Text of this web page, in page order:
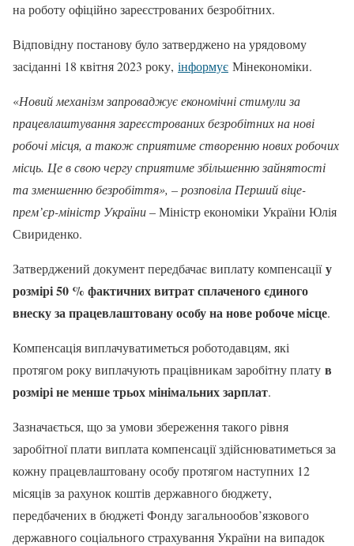
на роботу офіційно зареєстрованих безробітних.
Відповідну постанову було затверджено на урядовому
засіданні 18 квітня 2023 року, інформує Мінекономіки.
«Новий механізм запроваджує економічні стимули за
працевлаштування зареєстрованих безробітних на нові
робочі місця, а також сприятиме створенню нових робочих
місць. Це в свою чергу сприятиме збільшенню зайнятості
та зменшенню безробіття», – розповіла Перший віце-
прем’єр-міністр України– Міністр економіки України Юлія
Свириденко.
Затверджений документ передбачає виплату компенсаціїу
розмірі 50 % фактичних витрат сплаченого єдиного
внеску за працевлаштовану особу на нове робоче місце.
Компенсація виплачуватиметься роботодавцям, які
протягом року виплачують працівникам заробітну плату в
розмірі не менше трьох мінімальних зарплат.
Зазначається, що за умови збереження такого рівня
заробітної плати виплата компенсації здійснюватиметься за
кожну працевлаштовану особу протягом наступних 12
місяців за рахунок коштів державного бюджету,
передбачених в бюджеті Фонду загальнообов’язкового
державного соціального страхування України на випадок